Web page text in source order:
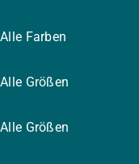
Alle Farben
Alle Größen
Alle Größen